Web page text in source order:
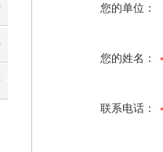
您的单位：
您的姓名：
联系电话：